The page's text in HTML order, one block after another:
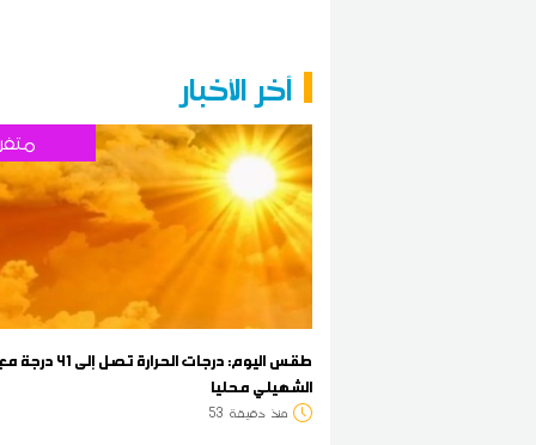
آخر الأخبار
طقس اليوم: درجات
الشهيلي محليا
منذ دقيقة 53